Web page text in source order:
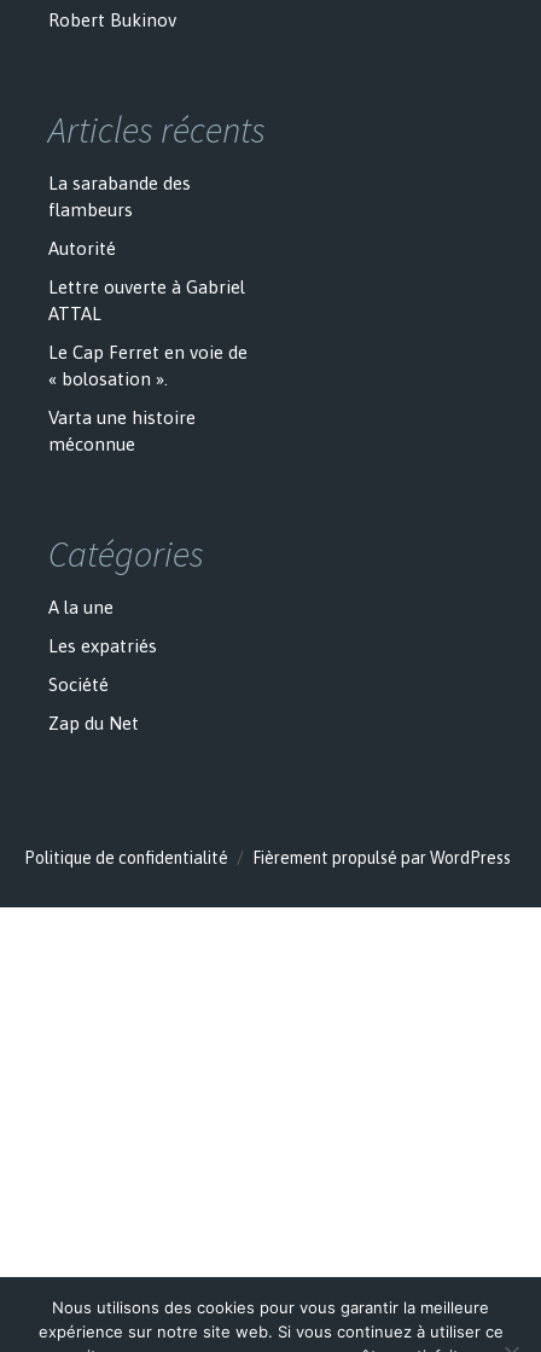
Robert Bukinov
Articles récents
La sarabande des
flambeurs
Autorité
Lettre ouverte à Gabriel
ATTAL
Le Cap Ferret en voie de
« bolosation ».
Varta une histoire
méconnue
Catégories
A la une
Les expatriés
Société
Zap du Net
Politique de confidentialité Fièrement propulsé par WordPress
Nous utilisons des cookies pour vous garantir la meilleure
expérience sur notre site web. Si vous continuez à utiliser ce